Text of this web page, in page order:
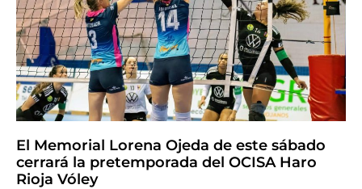
El Memorial Lorena Ojeda de este sábado
cerrará la pretemporada del OCISA Haro
Rioja Vóley